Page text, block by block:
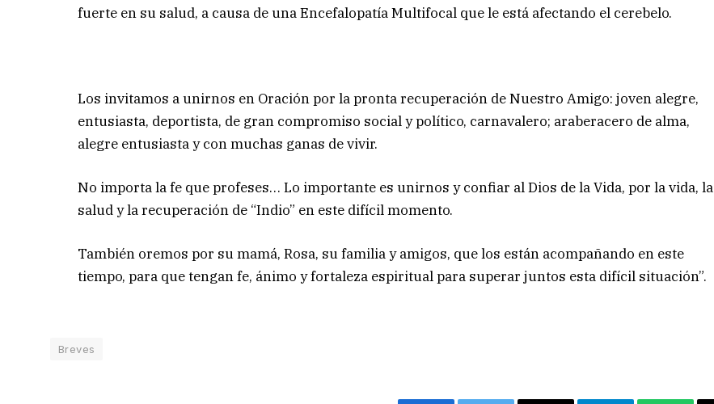
fuerte en su salud, a causa de una Encefalopatía Multifocal que le está afectando el cerebelo.
Los invitamos a unirnos en Oración por la pronta recuperación de Nuestro Amigo: joven alegre,
entusiasta, deportista, de gran compromiso social y político, carnavalero; araberacero de alma,
alegre entusiasta y con muchas ganas de vivir.
No importa la fe que profeses… Lo importante es unirnos y confiar al Dios de la Vida, por la vida, la
salud y la recuperación de “Indio” en este difícil momento.
También oremos por su mamá, Rosa, su familia y amigos, que los están acompañando en este
tiempo, para que tengan fe, ánimo y fortaleza espiritual para superar juntos esta difícil situación”.
Breves